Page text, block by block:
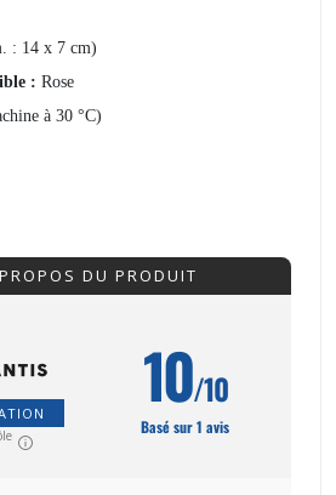
: 14 x 7 cm)
: Rose
à 30 °C)
DU PRODUIT
10/10
Basé sur 1 avis